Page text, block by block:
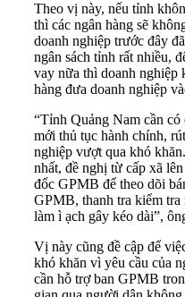
Theo vị này, nếu tỉnh
thì các ngân hàng sẽ
doanh nghiệp trước đây
ngân sách tỉnh rất nhiều,
vay nữa thì doanh nghiệp
hàng đưa doanh nghiệp
“Tỉnh Quảng Nam cần
mới thủ tục hành chính,
nghiệp vượt qua khó
nhất, đề nghị từ cấp xã
đốc GPMB để theo dõi
GPMB, thanh tra kiểm tra
làm ì ạch gây kéo dài”,
Vị này cũng đề cập để
khó khăn vì yêu cầu của
cần hỗ trợ ban GPMB